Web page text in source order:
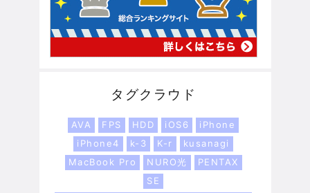
タグクラウド
AVA FPS HDD iOS6
iPhone
iPhone4
k-3 K-r
kusanagi
MacBook Pro
NURO光
PENTAX
SE